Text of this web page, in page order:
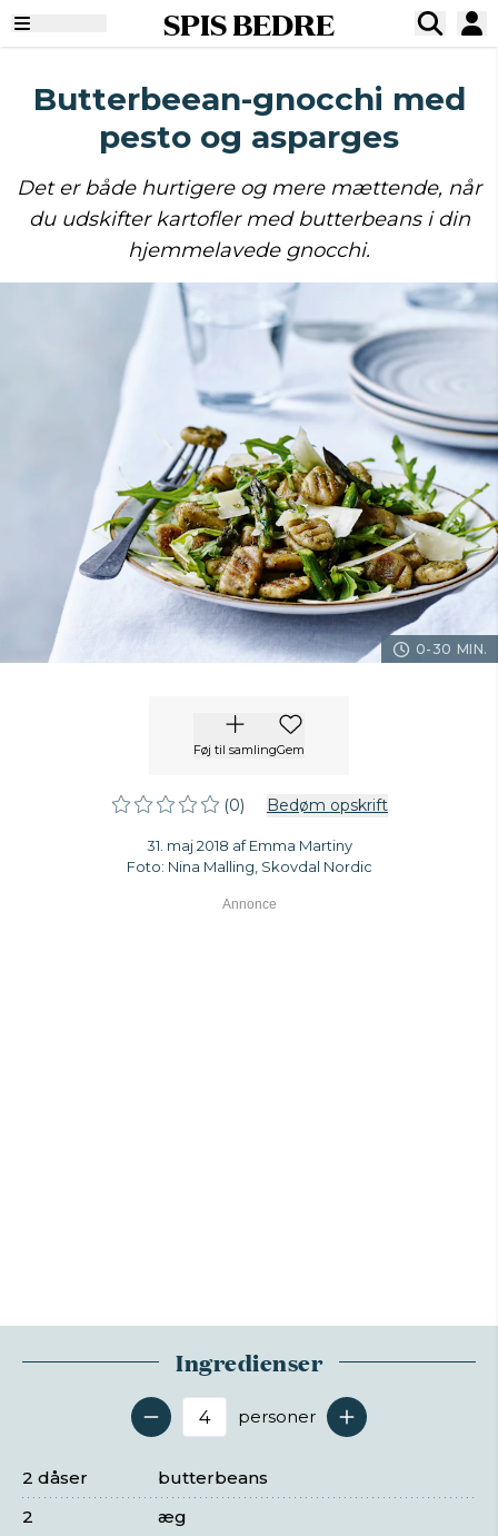
SPIS BEDRE
Butterbeean-gnocchi med
pesto og asparges
Det er både hurtigere og mere mættende, når
du udskifter kartofler med butterbeans i din
hjemmelavede gnocchi.
0-30 MIN.
Føj til samlingGem
(0) Bedøm opskrift
31. maj 2018 af Emma Martiny
Foto: Nina Malling, Skovdal Nordic
Ingredienser
Antal serveringer
personer
butterbeans
2 dåser
æg
2